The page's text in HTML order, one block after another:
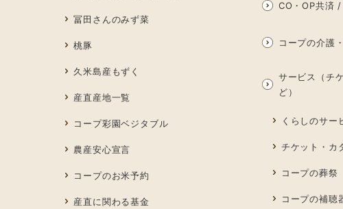
冨田さんのみず菜
桃豚
久米島産もずく
産直産地一覧
コープ彩園ベジタブル
農産安心宣言
コープのお米予約
産直に関わる基金
CO・OP共済
コープの介護
サービス（チ
ど）
くらしのサー
チケット・カ
コープの葬祭
コープの補聴